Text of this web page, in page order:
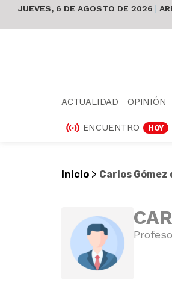
JUEVES, 6 DE AGOSTO DE 2026 |
ACTUALIDAD OPINIÓN
ENCUENTRO HOY
Inicio > Carlos Gómez